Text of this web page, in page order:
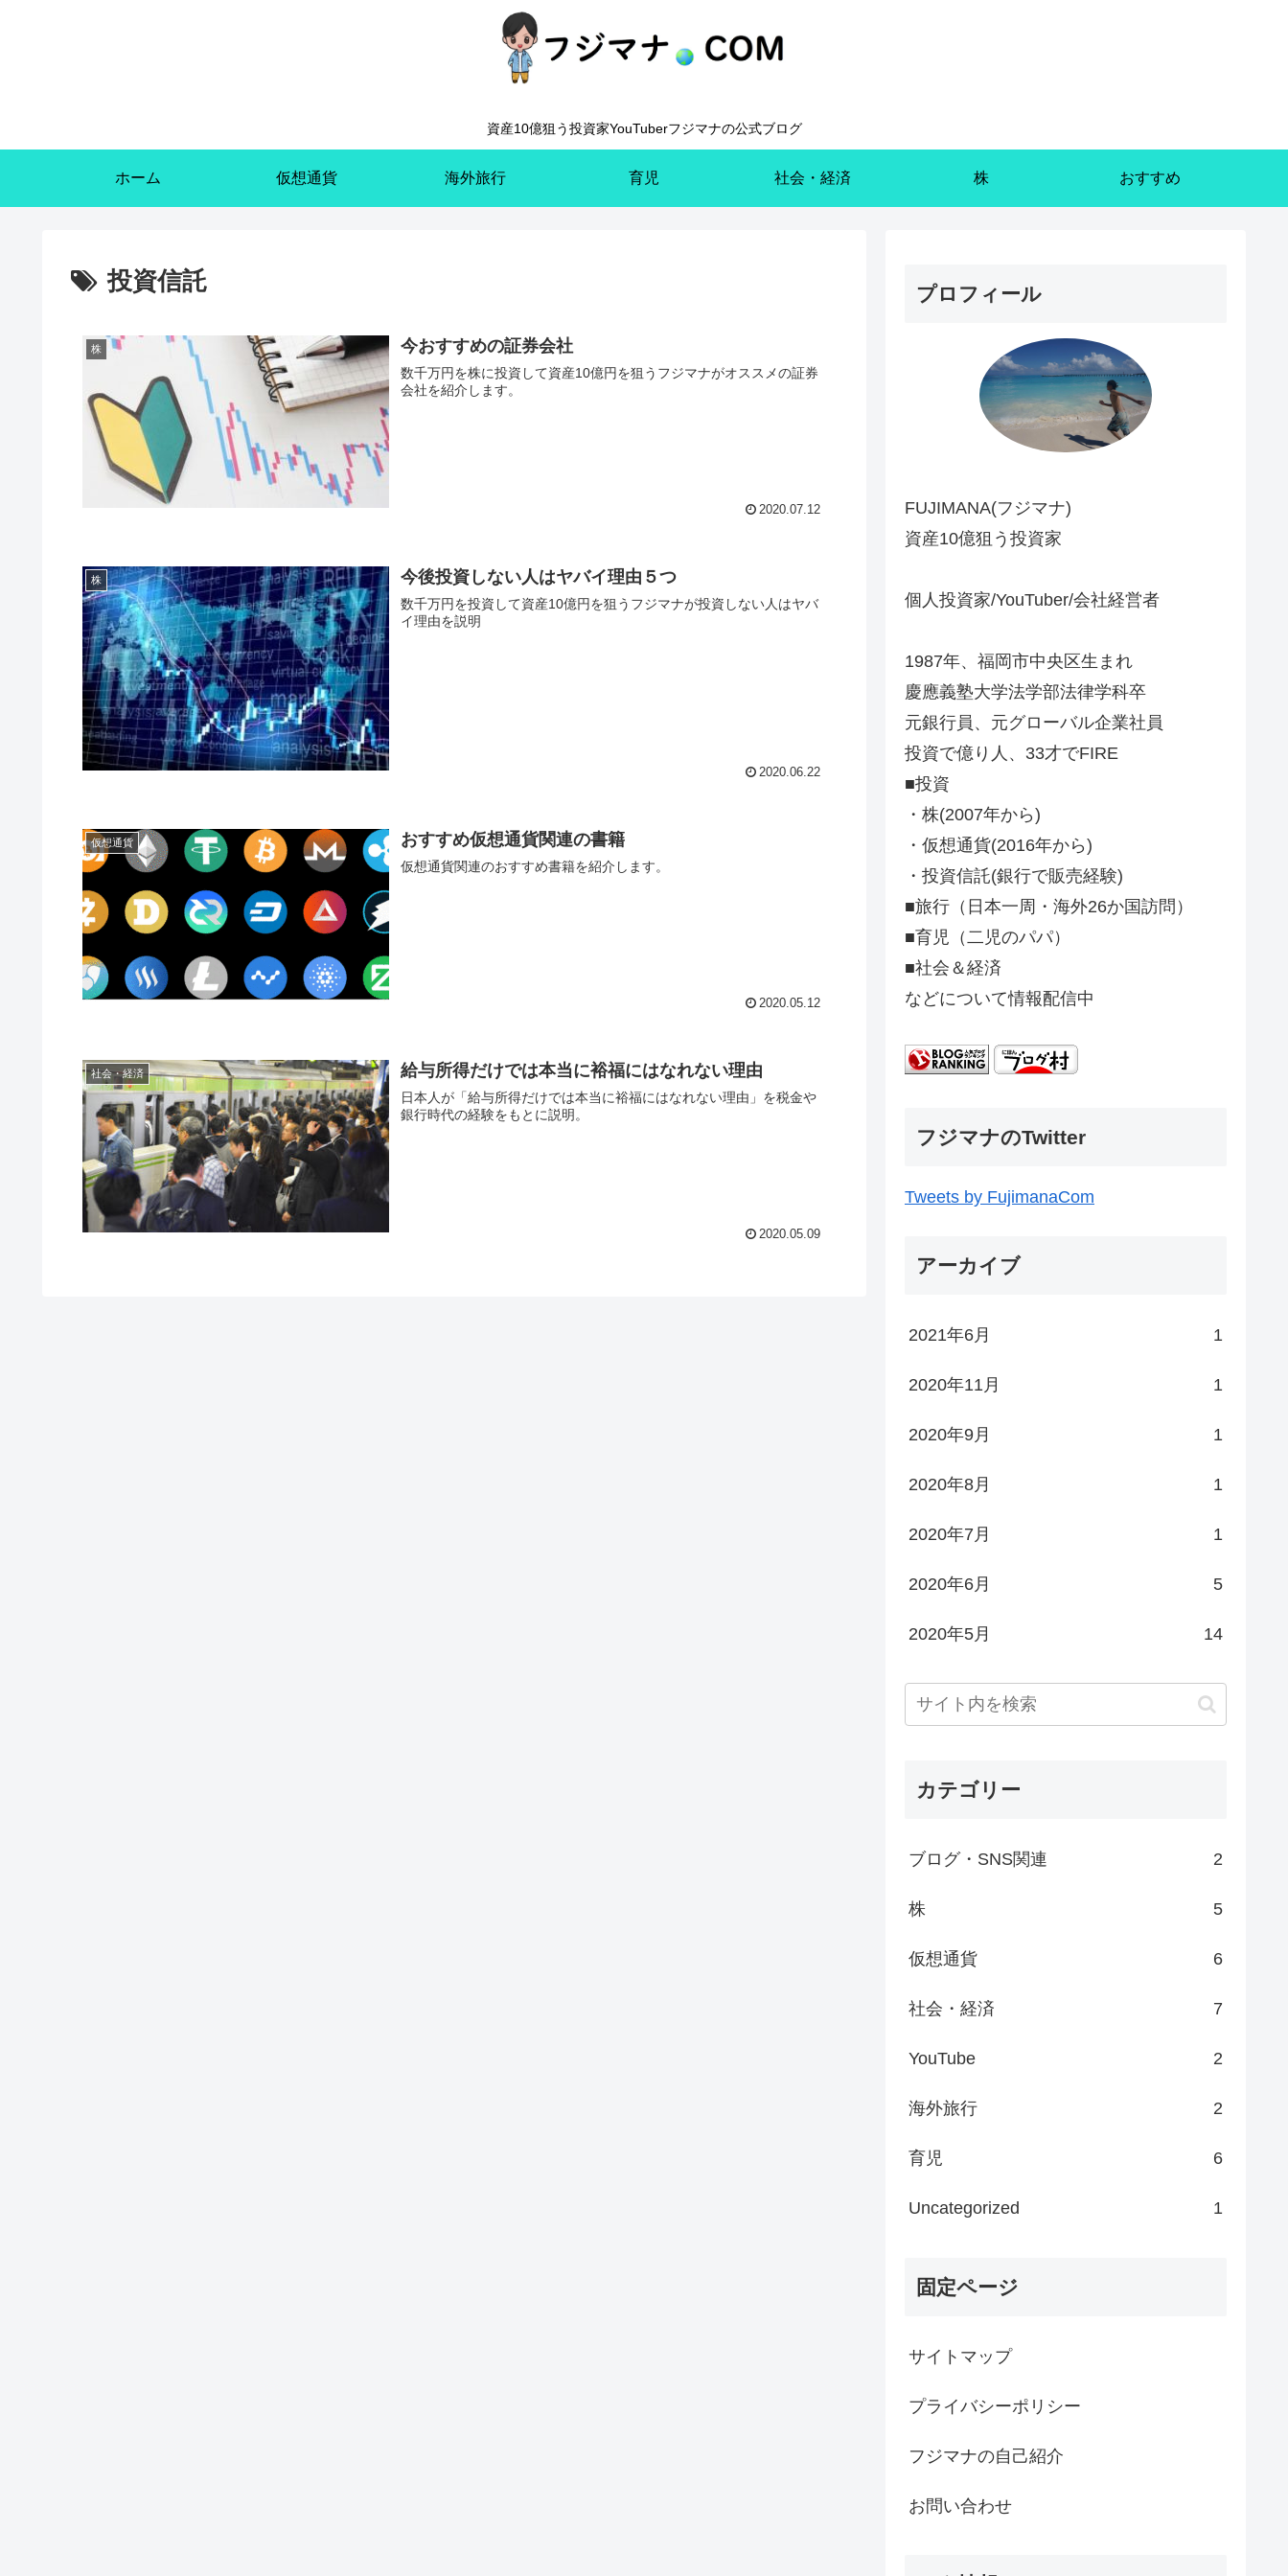
資産10億狙う投資家YouTuberフジマナの公式ブログ
ホーム 仮想通貨 海外旅行 育児 社会・経済 株 おすすめ
投資信託
株 今おすすめの証券会社
数千万円を株に投資して資産10億円を狙うフジマナがオススメの証券
会社を紹介します。
2020.07.12
株 今後投資しない人はヤバイ理由５つ
数千万円を投資して資産10億円を狙うフジマナが投資しない人はヤバ
イ理由を説明
2020.06.22
仮想通貨 おすすめ仮想通貨関連の書籍
仮想通貨関連のおすすめ書籍を紹介します。
2020.05.12
社会・経済 給与所得だけでは本当に裕福にはなれない理由
日本人が「給与所得だけでは本当に裕福にはなれない理由」を税金や
銀行時代の経験をもとに説明。
2020.05.09
プロフィール
FUJIMANA(フジマナ)
資産10億狙う投資家
個人投資家/YouTuber/会社経営者
1987年、福岡市中央区生まれ
慶應義塾大学法学部法律学科卒
元銀行員、元グローバル企業社員
投資で億り人、33才でFIRE
■投資
・株(2007年から)
・仮想通貨(2016年から)
・投資信託(銀行で販売経験)
■旅行（日本一周・海外26か国訪問）
■育児（二児のパパ）
■社会＆経済
などについて情報配信中
フジマナのTwitter
Tweets by FujimanaCom
アーカイブ
2021年6月 1
2020年11月 1
2020年9月 1
2020年8月 1
2020年7月 1
2020年6月 5
2020年5月 14
カテゴリー
ブログ・SNS関連 2
株 5
仮想通貨 6
社会・経済 7
YouTube 2
海外旅行 2
育児 6
Uncategorized 1
固定ページ
サイトマップ
プライバシーポリシー
フジマナの自己紹介
お問い合わせ